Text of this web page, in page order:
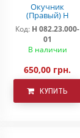
Окучник
(Правый) Н
082.23.000-01
Деметра
Код: Н 082.23.000-
01
В наличии
650,00 грн.
КУПИТЬ